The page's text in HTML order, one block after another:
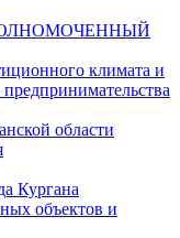
климата и
области
Кургана
объектов и